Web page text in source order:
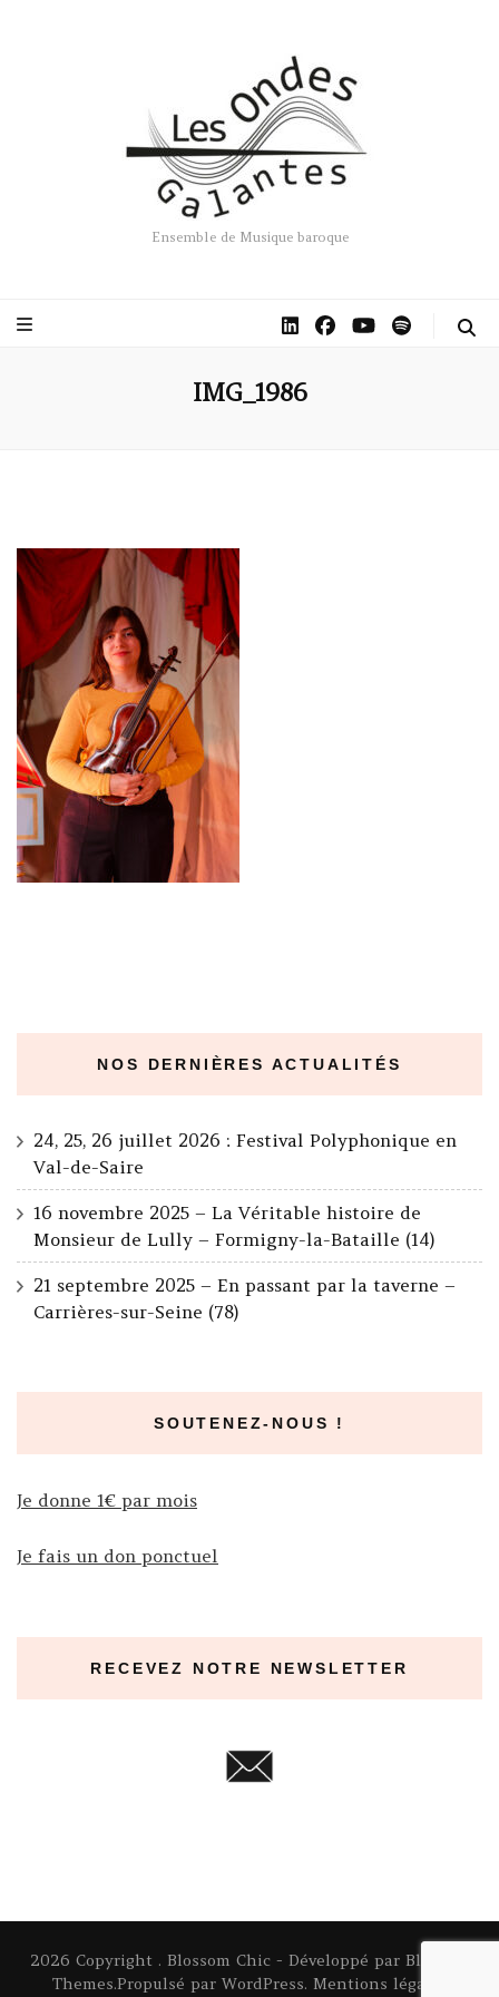
Ensemble de Musique baroque
IMG_1986
NOS DERNIÈRES ACTUALITÉS
24, 25, 26 juillet 2026 : Festival Polyphonique en
Val-de-Saire
16 novembre 2025 – La Véritable histoire de
Monsieur de Lully – Formigny-la-Bataille (14)
21 septembre 2025 – En passant par la taverne –
Carrières-sur-Seine (78)
SOUTENEZ-NOUS !
Je donne 1€ par mois
Je fais un don ponctuel
RECEVEZ NOTRE NEWSLETTER
2026 Copyright . Blossom Chic - Développé par Blossom
Themes.Propulsé par WordPress. Mentions légales